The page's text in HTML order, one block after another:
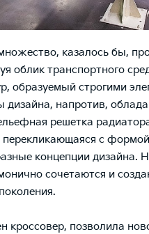
казалось бы,
облик транспортного
образуемый строгими
дизайна, напротив,
решетка
с
концепции дизайна.
сочетаются и
кроссовер, позволила